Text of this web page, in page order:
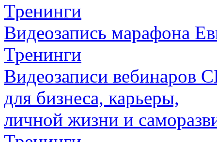
Тренинги
Видеозапись марафона
Тренинги
Видеозаписи
для бизнеса, карьеры,
личной жизни и